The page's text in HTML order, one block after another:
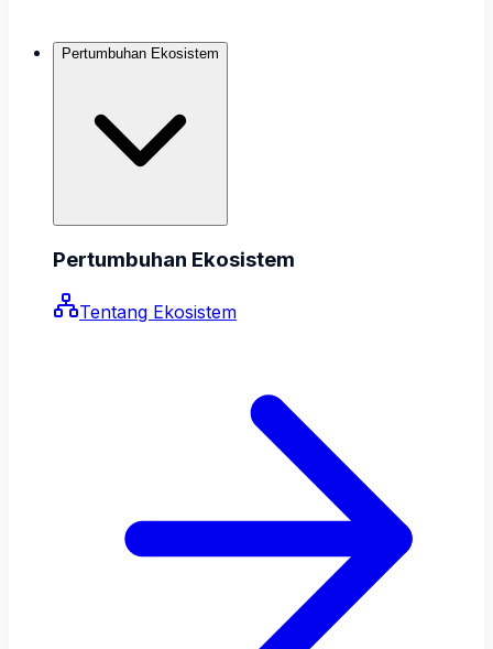
Pertumbuhan Ekosistem
Pertumbuhan Ekosistem
Tentang Ekosistem